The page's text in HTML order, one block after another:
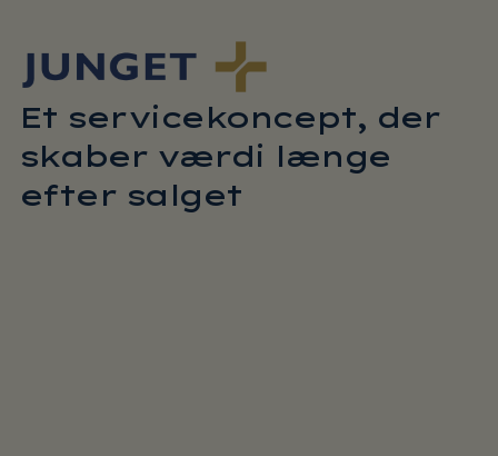
Et servicekoncept, der
skaber værdi længe
efter salget